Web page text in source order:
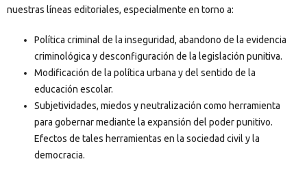
nuestras líneas editoriales, especialmente en torno a:
Política criminal de la inseguridad, abandono de la evidencia
criminológica y desconfiguración de la legislación punitiva.
Modificación de la política urbana y del sentido de la
educación escolar.
Subjetividades, miedos y neutralización como herramienta
para gobernar mediante la expansión del poder punitivo.
Efectos de tales herramientas en la sociedad civil y la
democracia.